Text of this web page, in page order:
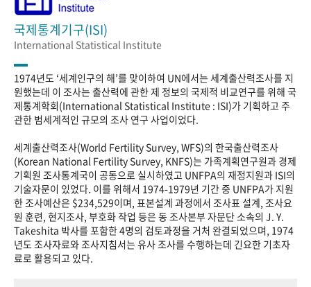
국제통계기구(ISI)
International Statistical Institute
1974년도 ‘세계인구의 해’를 맞이하여 UN에서는 세계출산력조사를 지
원했는데 이 조사는 출산력에 관한 제 정보의 국제적 비교연구를 위해 국
제통계학회(International Statistical Institute : ISI)가 기획하고 주
관한 범세계적인 규모의 조사 연구 사업이었다.
세계출산력조사(World Fertility Survey, WFS)의 한국출산력조사
(Korean National Fertility Survey, KNFS)는 가족계획연구원과 경제
기획원 조사통계국이 공동으로 실시하였고 UNFPA의 재정지원과 ISI의
기술자문이 있었다. 이를 위해서 1974-1979년 기간 중 UNFPA가 지원
한 조사예산은 $234,529이며, 표본설계 과정에서 조사표 설계, 조사요
원 훈련, 현지조사, 부호화 작업 등은 동 조사본부 자문단 소속의 J. Y.
Takeshita 박사를 포함한 4명의 검토과정을 거처 완결되었으며, 1974
년도 조사자료와 조사지침서는 유사 조사를 수행하는데 긴요한 기초자
료로 활용되고 있다.